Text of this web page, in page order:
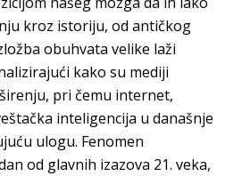
kroz istoriju, od antičkog
obuhvata velike laži
kako su mediji
pri čemu internet,
inteligencija u današnje
ulogu. Fenomen
od glavnih izazova 21. veka,